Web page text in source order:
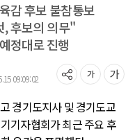
감 후보 불참통보
, 후보의 의무"
정대로 진행
09:09:02
경기도지사 및 경기도교
기자협회가 최근 주요 후